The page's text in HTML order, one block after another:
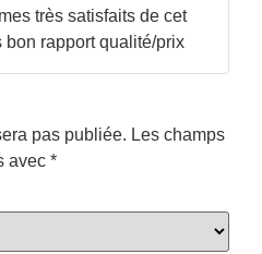
très satisfaits de cet
bon rapport qualité/prix
pas publiée. Les champs
avec *